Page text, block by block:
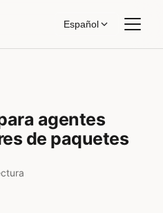
Español
agentes
de paquetes